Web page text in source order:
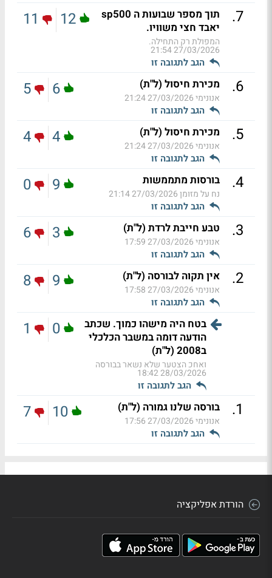
7
.
תוך מספר שבועות ה sp500
יאבד חצי משוויו.
המפולת רק התחילה.
27/03/2026 21:54
הגב לתגובה זו
12
11
6
. מכירת חיסול (ל"ת)
אנונימי27/03/2026 21:24
הגב לתגובה זו
6
5
5
. מכירת חיסול (ל"ת)
אנונימי27/03/2026 21:24
הגב לתגובה זו
4
4
4
. בורסות מתממשות
נח על מזומן27/03/2026 21:14
הגב לתגובה זו
9
0
3
. טבע חייבת לרדת (ל"ת)
אנונימי27/03/2026 17:59
הגב לתגובה זו
3
6
2
. אין תקוה לבורסה (ל"ת)
אנונימי27/03/2026 17:58
הגב לתגובה זו
9
8
בטח היה מישהו כמוך. שכתב
הודעה דומה במשבר הכלכלי
ב2008 (ל"ת)
ואחכ הצטער שלא נשאר בבורסה
28/03/2026 18:42
הגב לתגובה זו
0
1
1
. בורסה שלנו גמורה (ל"ת)
אנונימי27/03/2026 17:56
הגב לתגובה זו
10
7
הורדת אפליקציה